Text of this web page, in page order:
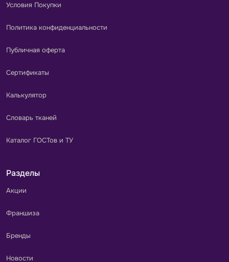
Условия Покупки
Политика конфиденциальности
Публичная оферта
Сертификаты
Калькулятор
Словарь тканей
Каталог ГОСТов и ТУ
Разделы
Акции
Франшиза
Бренды
Новости